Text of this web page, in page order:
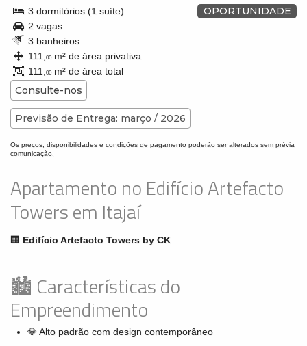
OPORTUNIDADE
3 dormitórios (1 suíte)
2 vagas
3 banheiros
111,
00m² de área privativa
111,
00m² de área total
Consulte-nos
Previsão de Entrega: março / 2026
Os preços, disponibilidades e condições de pagamento poderão ser alterados sem prévia
comunicação.
Apartamento no Edifício Artefacto
Towers em Itajaí
🏢 Edifício Artefacto Towers by CK
🏙 Características do
Empreendimento
💎 Alto padrão com design contemporâneo